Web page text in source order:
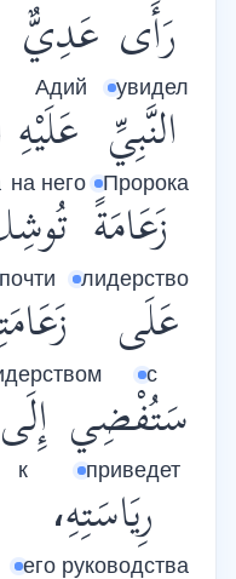
رَأَى
увидел
عَدِيٌّ
Адий
النَّبِيِّ
Пророка
عَلَيْهِ
на него
زَعَامَةً
лидерство
عَلَى
с
سَتُفْضِي
приведет
إِلَى
к
رِيَاسَتِهِ،
его руководства